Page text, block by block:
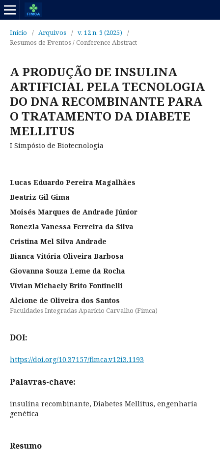
Início / Arquivos / v. 12 n. 3 (2025)
/
Resumos de Eventos / Conference Abstract
A PRODUÇÃO DE INSULINA
ARTIFICIAL PELA TECNOLOGIA
DO DNA RECOMBINANTE PARA
O TRATAMENTO DA DIABETE
MELLITUS
I Simpósio de Biotecnologia
Lucas Eduardo Pereira Magalhães
Beatriz Gil Gima
Moisés Marques de Andrade Júnior
Ronezla Vanessa Ferreira da Silva
Cristina Mel Silva Andrade
Bianca Vitória Oliveira Barbosa
Giovanna Souza Leme da Rocha
Vívian Michaely Brito Fontinelli
Alcione de Oliveira dos Santos
Faculdades Integradas Aparício Carvalho (Fimca)
DOI:
https://doi.org/10.37157/fimca.v12i3.1193
Palavras-chave:
insulina recombinante, Diabetes Mellitus, engenharia
genética
Resumo